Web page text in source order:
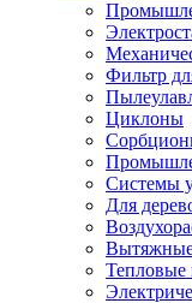
Фильтр
Циклоны
Системы
Для
Вытяжные
Тепловые